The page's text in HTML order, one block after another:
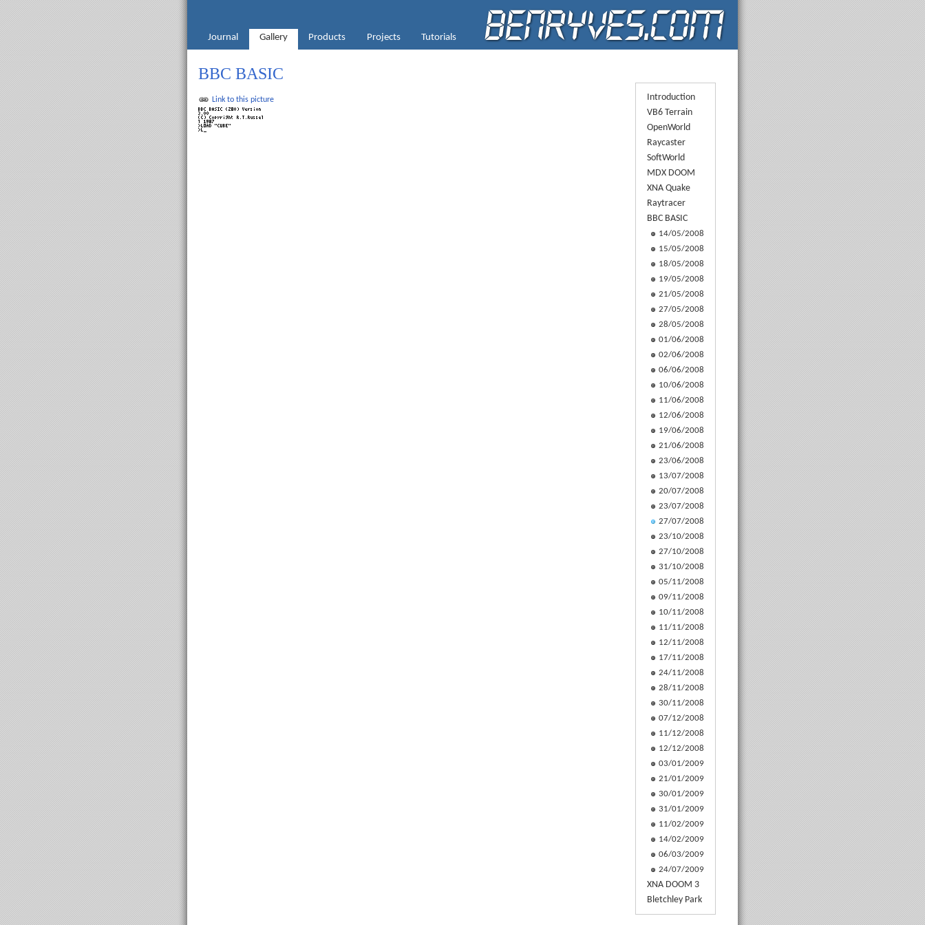
Journal Gallery Products Projects Tutorials
BBC BASIC
Link to this picture
Introduction
VB6 Terrain
OpenWorld
Raycaster
SoftWorld
MDX DOOM
XNA Quake
Raytracer
BBC BASIC
14/05/2008
15/05/2008
18/05/2008
19/05/2008
21/05/2008
27/05/2008
28/05/2008
01/06/2008
02/06/2008
06/06/2008
10/06/2008
11/06/2008
12/06/2008
19/06/2008
21/06/2008
23/06/2008
13/07/2008
20/07/2008
23/07/2008
27/07/2008
23/10/2008
27/10/2008
31/10/2008
05/11/2008
09/11/2008
10/11/2008
11/11/2008
12/11/2008
17/11/2008
24/11/2008
28/11/2008
30/11/2008
07/12/2008
11/12/2008
12/12/2008
03/01/2009
21/01/2009
30/01/2009
31/01/2009
11/02/2009
14/02/2009
06/03/2009
24/07/2009
XNA DOOM 3
Bletchley Park